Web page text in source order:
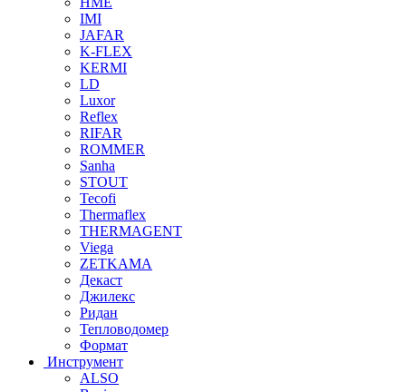
IMI
JAFAR
K-FLEX
KERMI
LD
Luxor
Reflex
RIFAR
ROMMER
Sanha
STOUT
Tecofi
Thermaflex
THERMAGENT
Viega
ZETKAMA
Декаст
Джилекс
Ридан
Тепловодомер
Формат
Инструмент
ALSO